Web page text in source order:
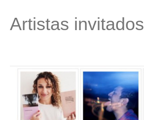
Artistas invitados